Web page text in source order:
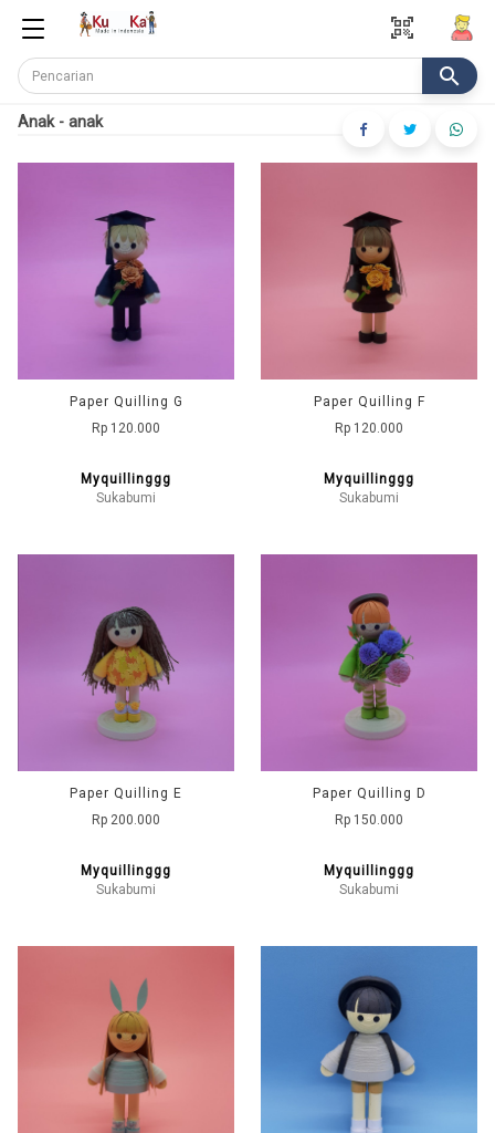
qr_code_scanner
search
Anak - anak
Paper Quilling G
Rp 120.000
Myquillinggg
Sukabumi
Paper Quilling F
Rp 120.000
Myquillinggg
Sukabumi
Paper Quilling E
Rp 200.000
Myquillinggg
Sukabumi
Paper Quilling D
Rp 150.000
Myquillinggg
Sukabumi